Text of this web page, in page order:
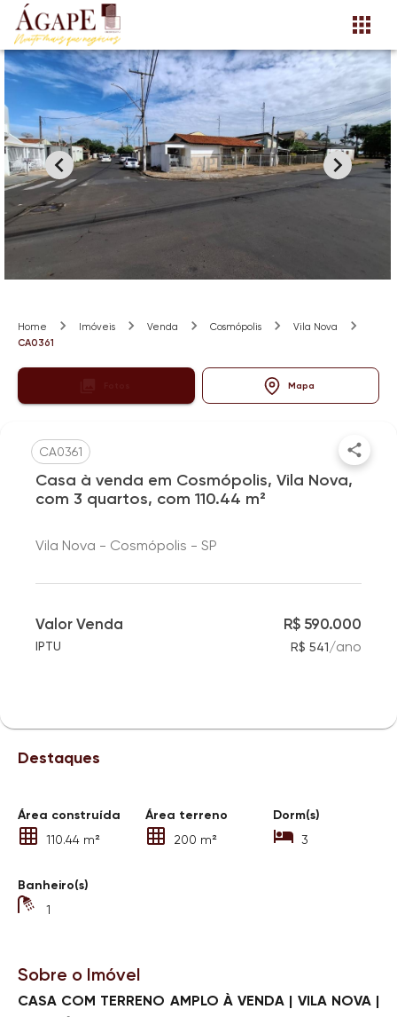
Home Imóveis Venda Cosmópolis
Vila Nova
CA0361
Mapa
CA0361
Casa à venda em Cosmópolis, Vila Nova,
com 3 quartos, com 110.44 m²
Vila Nova - Cosmópolis - SP
Valor Venda R$ 590.000
IPTU R$ 541/ano
Destaques
Área construída
110.44 m²
Área terreno
200 m²
Dorm(s)
3
Banheiro(s)
1
Sobre o Imóvel
CASA COM TERRENO AMPLO À VENDA | VILA NOVA |